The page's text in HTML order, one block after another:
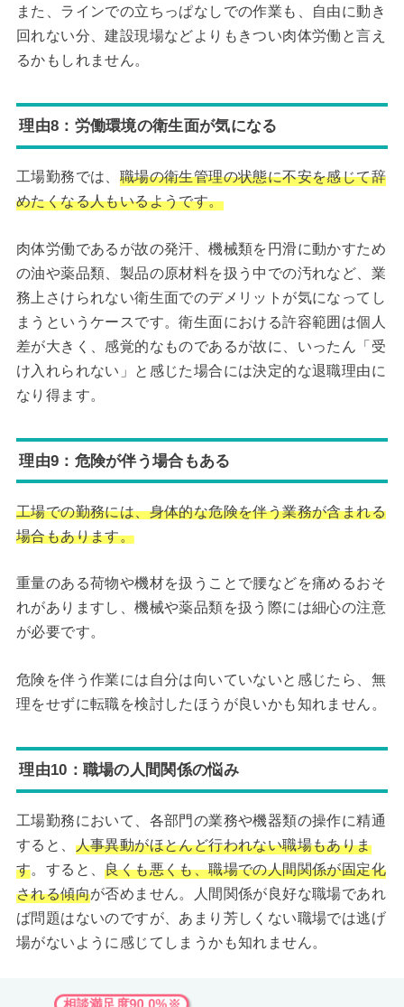
また、ラインでの立ちっぱなしでの作業も、自由に動き
回れない分、建設現場などよりもきつい肉体労働と言え
るかもしれません。
理由8：労働環境の衛生面が気になる
工場勤務では、 職場の衛生管理の状態に不安を感じて辞
めたくなる人もいるようです。
肉体労働であるが故の発汗、機械類を円滑に動かすため
の油や薬品類、製品の原材料を扱う中での汚れなど、業
務上さけられない衛生面でのデメリットが気になってし
まうというケースです。衛生面における許容範囲は個人
差が大きく、感覚的なものであるが故に、いったん「受
け入れられない」と感じた場合には決定的な退職理由に
なり得ます。
理由9：危険が伴う場合もある
工場での勤務には、身体的な危険を伴う業務が含まれる
場合もあります。
重量のある荷物や機材を扱うことで腰などを痛めるおそ
れがありますし、機械や薬品類を扱う際には細心の注意
が必要です。
危険を伴う作業には自分は向いていないと感じたら、無
理をせずに転職を検討したほうが良いかも知れません。
理由10：職場の人間関係の悩み
工場勤務において、各部門の業務や機器類の操作に精通
すると、 人事異動がほとんど行われない職場もありま
す。すると、良くも悪くも、職場での人間関係が固定化
される傾向が否めません。人間関係が良好な職場であれ
ば問題はないのですが、あまり芳しくない職場では逃げ
場がないように感じてしまうかも知れません。
相談満足度90.0%※